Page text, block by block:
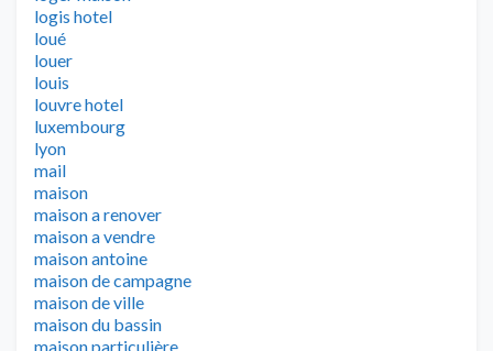
logis hotel
loué
louer
louis
louvre hotel
luxembourg
lyon
mail
maison
maison a renover
maison a vendre
maison antoine
maison de campagne
maison de ville
maison du bassin
maison particulière